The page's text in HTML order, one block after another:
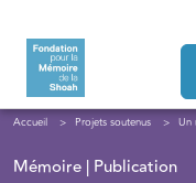
Fil d'Ariane
Accueil Projets soutenus Un
Mémoire | Publication